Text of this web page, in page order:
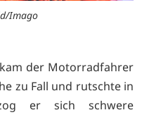
Imago
der Motorradfahrer
zu Fall und rutschte in
er sich schwere